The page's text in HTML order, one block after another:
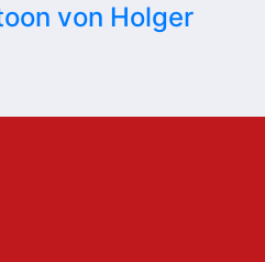
von Holger